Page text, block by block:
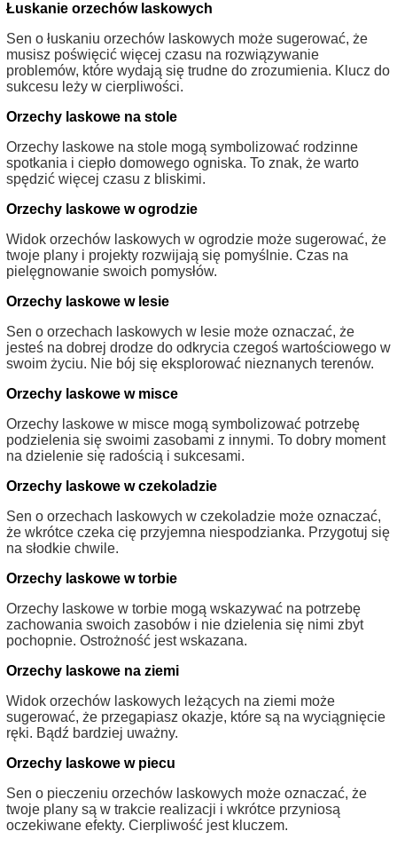
Łuskanie orzechów laskowych
Sen o łuskaniu orzechów laskowych może sugerować, że
musisz poświęcić więcej czasu na rozwiązywanie
problemów, które wydają się trudne do zrozumienia. Klucz do
sukcesu leży w cierpliwości.
Orzechy laskowe na stole
Orzechy laskowe na stole mogą symbolizować rodzinne
spotkania i ciepło domowego ogniska. To znak, że warto
spędzić więcej czasu z bliskimi.
Orzechy laskowe w ogrodzie
Widok orzechów laskowych w ogrodzie może sugerować, że
twoje plany i projekty rozwijają się pomyślnie. Czas na
pielęgnowanie swoich pomysłów.
Orzechy laskowe w lesie
Sen o orzechach laskowych w lesie może oznaczać, że
jesteś na dobrej drodze do odkrycia czegoś wartościowego w
swoim życiu. Nie bój się eksplorować nieznanych terenów.
Orzechy laskowe w misce
Orzechy laskowe w misce mogą symbolizować potrzebę
podzielenia się swoimi zasobami z innymi. To dobry moment
na dzielenie się radością i sukcesami.
Orzechy laskowe w czekoladzie
Sen o orzechach laskowych w czekoladzie może oznaczać,
że wkrótce czeka cię przyjemna niespodzianka. Przygotuj się
na słodkie chwile.
Orzechy laskowe w torbie
Orzechy laskowe w torbie mogą wskazywać na potrzebę
zachowania swoich zasobów i nie dzielenia się nimi zbyt
pochopnie. Ostrożność jest wskazana.
Orzechy laskowe na ziemi
Widok orzechów laskowych leżących na ziemi może
sugerować, że przegapiasz okazje, które są na wyciągnięcie
ręki. Bądź bardziej uważny.
Orzechy laskowe w piecu
Sen o pieczeniu orzechów laskowych może oznaczać, że
twoje plany są w trakcie realizacji i wkrótce przyniosą
oczekiwane efekty. Cierpliwość jest kluczem.